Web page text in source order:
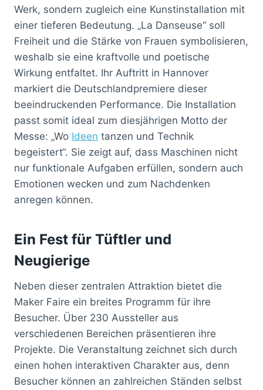
Werk, sondern zugleich eine Kunstinstallation mit
einer tieferen Bedeutung. „La Danseuse“ soll
Freiheit und die Stärke von Frauen symbolisieren,
weshalb sie eine kraftvolle und poetische
Wirkung entfaltet. Ihr Auftritt in Hannover
markiert die Deutschlandpremiere dieser
beeindruckenden Performance. Die Installation
passt somit ideal zum diesjährigen Motto der
Messe: „Wo Ideen tanzen und Technik
begeistert“. Sie zeigt auf, dass Maschinen nicht
nur funktionale Aufgaben erfüllen, sondern auch
Emotionen wecken und zum Nachdenken
anregen können.
Ein Fest für Tüftler und
Neugierige
Neben dieser zentralen Attraktion bietet die
Maker Faire ein breites Programm für ihre
Besucher. Über 230 Aussteller aus
verschiedenen Bereichen präsentieren ihre
Projekte. Die Veranstaltung zeichnet sich durch
einen hohen interaktiven Charakter aus, denn
Besucher können an zahlreichen Ständen selbst